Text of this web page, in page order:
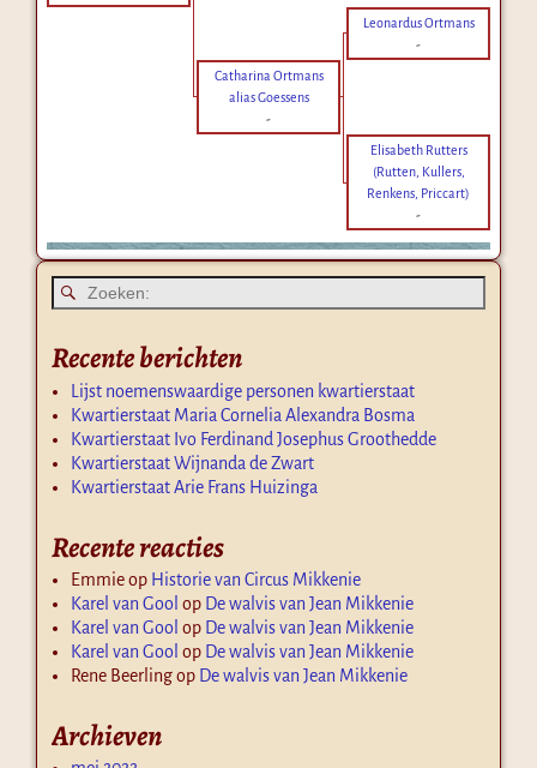
Leonardus Ortmans
-
Catharina Ortmans
alias Goessens
-
Elisabeth Rutters
(Rutten, Kullers,
Renkens, Priccart)
-
Recente berichten
Lijst noemenswaardige personen kwartierstaat
Kwartierstaat Maria Cornelia Alexandra Bosma
Kwartierstaat Ivo Ferdinand Josephus Groothedde
Kwartierstaat Wijnanda de Zwart
Kwartierstaat Arie Frans Huizinga
Recente reacties
Emmieop Historie van Circus Mikkenie
Karel van Gool op De walvis van Jean Mikkenie
Karel van Gool op De walvis van Jean Mikkenie
Karel van Gool op De walvis van Jean Mikkenie
Rene Beerlingop De walvis van Jean Mikkenie
Archieven